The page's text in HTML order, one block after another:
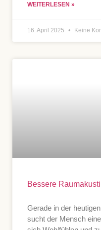
WEITERLESEN »
16. April 2025 Keine
Bessere
Gerade in der
sucht der Mensch